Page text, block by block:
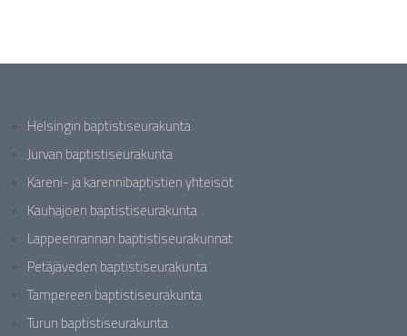
Helsingin baptistiseurakunta
Jurvan baptistiseurakunta
Kareni- ja karennibaptistien yhteisöt
Kauhajoen baptistiseurakunta
Lappeenrannan baptistiseurakunnat
Petäjäveden baptistiseurakunta
Tampereen baptistiseurakunta
Turun baptistiseurakunta